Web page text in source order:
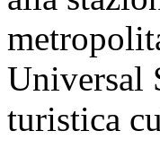
Universal
turistica